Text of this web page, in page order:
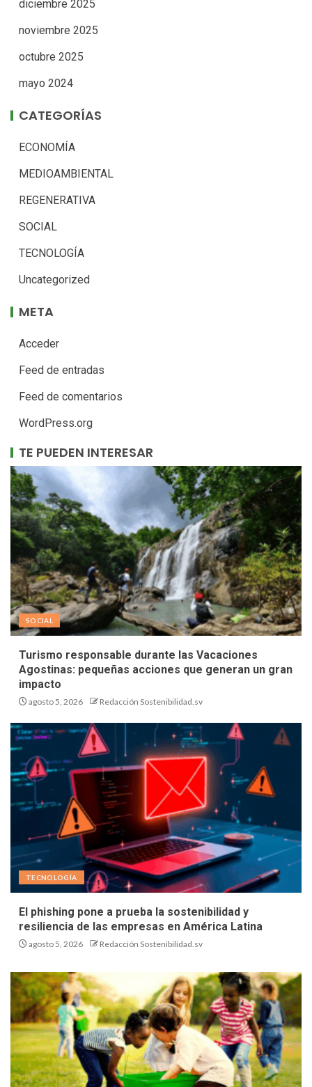
diciembre 2025
noviembre 2025
octubre 2025
mayo 2024
CATEGORÍAS
ECONOMÍA
MEDIOAMBIENTAL
REGENERATIVA
SOCIAL
TECNOLOGÍA
Uncategorized
META
Acceder
Feed de entradas
Feed de comentarios
WordPress.org
TE PUEDEN INTERESAR
SOCIAL
Turismo responsable durante las Vacaciones
Agostinas: pequeñas acciones que generan un gran
impacto
agosto 5, 2026 Redacción Sostenibilidad.sv
TECNOLOGÍA
El phishing pone a prueba la sostenibilidad y
resiliencia de las empresas en América Latina
agosto 5, 2026 Redacción Sostenibilidad.sv